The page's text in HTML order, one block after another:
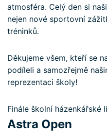
atmosféra. Celý den si
nejen nové sportovní
tréninků.
Děkujeme všem, kteří se
podíleli a samozřejmě
reprezentaci školy!
Finále školní házenkářské
Astra Open